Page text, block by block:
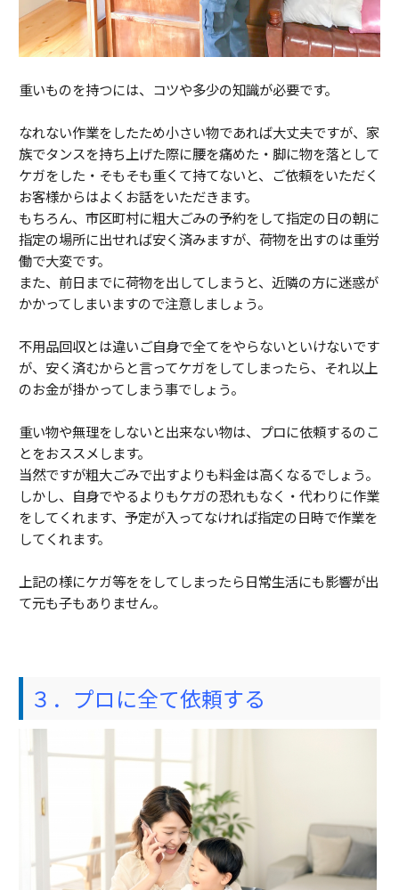
重いものを持つには、コツや多少の知識が必要です。
なれない作業をしたため小さい物であれば大丈夫ですが、家
族でタンスを持ち上げた際に腰を痛めた・脚に物を落として
ケガをした・そもそも重くて持てないと、ご依頼をいただく
お客様からはよくお話をいただきます。
もちろん、市区町村に粗大ごみの予約をして指定の日の朝に
指定の場所に出せれば安く済みますが、荷物を出すのは重労
働で大変です。
また、前日までに荷物を出してしまうと、近隣の方に迷惑が
かかってしまいますので注意しましょう。
不用品回収とは違いご自身で全てをやらないといけないです
が、安く済むからと言ってケガをしてしまったら、それ以上
のお金が掛かってしまう事でしょう。
重い物や無理をしないと出来ない物は、プロに依頼するのこ
とをおススメします。
当然ですが粗大ごみで出すよりも料金は高くなるでしょう。
しかし、自身でやるよりもケガの恐れもなく・代わりに作業
をしてくれます、予定が入ってなければ指定の日時で作業を
してくれます。
上記の様にケガ等ををしてしまったら日常生活にも影響が出
て元も子もありません。
３．プロに全て依頼する